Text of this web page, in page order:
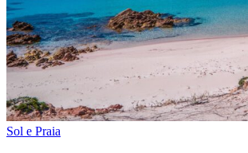
Sol e Praia